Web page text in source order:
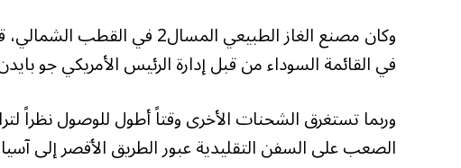
وكان مصنع الغاز الطبيعي
في القائمة السوداء من قبل إدارة الرئيس الأمريكي جو بايدن
وربما تستغرق الشحنات الأخرى وقتاً أطول للوصول نظراً
الصعب على السفن التقليدية عبور الطريق الأقصر إلى